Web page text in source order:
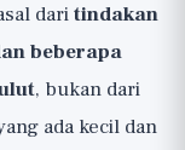
daritindakan
beberapa
, bukan dari
ada kecil dan